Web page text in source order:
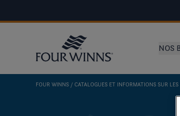
NOS
FOUR WINNS CATALOGUES ET INFORMATIONS SUR